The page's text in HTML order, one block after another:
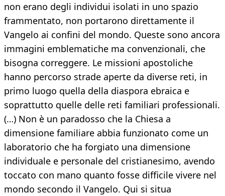
non erano degli individui isolati in uno spazio
frammentato, non portarono direttamente il
Vangelo ai confini del mondo. Queste sono ancora
immagini emblematiche ma convenzionali, che
bisogna correggere. Le missioni apostoliche
hanno percorso strade aperte da diverse reti, in
primo luogo quella della diaspora ebraica e
soprattutto quelle delle reti familiari professionali.
(…) Non è un paradosso che la Chiesa a
dimensione familiare abbia funzionato come un
laboratorio che ha forgiato una dimensione
individuale e personale del cristianesimo, avendo
toccato con mano quanto fosse difficile vivere nel
mondo secondo il Vangelo. Qui si situa